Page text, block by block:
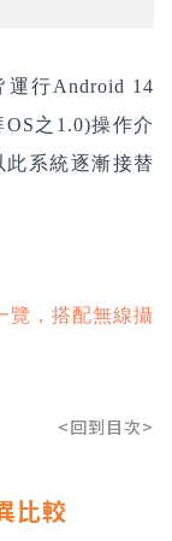
行Android 14
之1.0)操作介
此系統逐漸接替
，搭配無線攝
<回到目次>
比較